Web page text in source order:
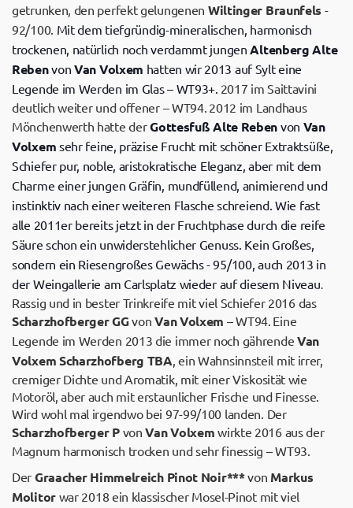
getrunken, den perfekt gelungenen Wiltinger Braunfels -
92/100. Mit dem tiefgründig-mineralischen, harmonisch
trockenen, natürlich noch verdammt jungenAltenberg Alte
Rebenvon Van Volxem hatten wir 2013 auf Sylt eine
Legende im Werden im Glas – WT93+. 2017 im Saittavini
deutlich weiter und offener – WT94. 2012 im Landhaus
Mönchenwerth hatte derGottesfuß Alte Reben von Van
Volxem sehr feine, präzise Frucht mit schöner Extraktsüße,
Schiefer pur, noble, aristokratische Eleganz, aber mit dem
Charme einer jungen Gräfin, mundfüllend, animierend und
instinktiv nach einer weiteren Flasche schreiend. Wie fast
alle 2011er bereits jetzt in der Fruchtphase durch die reife
Säure schon ein unwiderstehlicher Genuss. Kein Großes,
sondern ein Riesengroßes Gewächs - 95/100, auch 2013 in
der Weingallerie am Carlsplatz wieder auf diesem Niveau.
Rassig und in bester Trinkreife mit viel Schiefer 2016 das
Scharzhofberger GGvonVan Volxem – WT94. Eine
Legende im Werden 2013 die immer noch gährende Van
Volxem Scharzhofberg TBA, ein Wahnsinnsteil mit irrer,
cremiger Dichte und Aromatik, mit einer Viskosität wie
Motoröl, aber auch mit erstaunlicher Frische und Finesse.
Wird wohl mal irgendwo bei 97-99/100 landen. Der
Scharzhofberger PvonVan Volxem wirkte 2016 aus der
Magnum harmonisch trocken und sehr finessig – WT93.
Der Graacher Himmelreich Pinot Noir***von Markus
Molitorwar 2018 ein klassischer Mosel-Pinot mit viel